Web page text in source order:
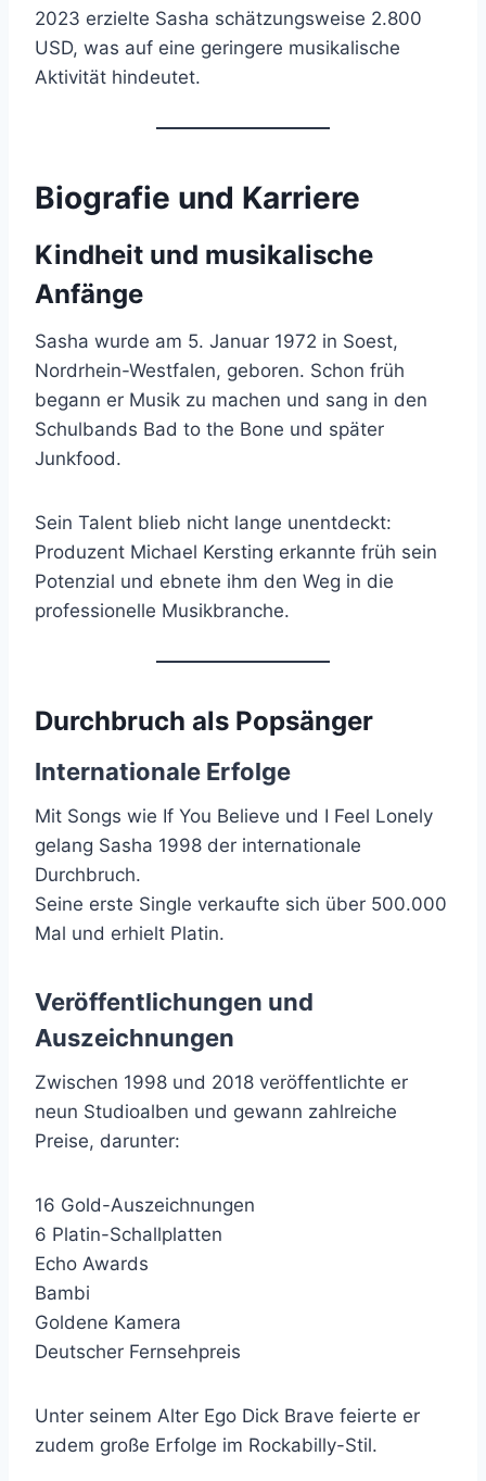
2023 erzielte Sasha schätzungsweise 2.800
USD, was auf eine geringere musikalische
Aktivität hindeutet.
Biografie und Karriere
Kindheit und musikalische
Anfänge
Sasha wurde am 5. Januar 1972 in Soest,
Nordrhein-Westfalen, geboren. Schon früh
begann er Musik zu machen und sang in den
Schulbands Bad to the Bone und später
Junkfood.
Sein Talent blieb nicht lange unentdeckt:
Produzent Michael Kersting erkannte früh sein
Potenzial und ebnete ihm den Weg in die
professionelle Musikbranche.
Durchbruch als Popsänger
Internationale Erfolge
Mit Songs wie If You Believe und I Feel Lonely
gelang Sasha 1998 der internationale
Durchbruch.
Seine erste Single verkaufte sich über 500.000
Mal und erhielt Platin.
Veröffentlichungen und
Auszeichnungen
Zwischen 1998 und 2018 veröffentlichte er
neun Studioalben und gewann zahlreiche
Preise, darunter:
16 Gold-Auszeichnungen
6 Platin-Schallplatten
Echo Awards
Bambi
Goldene Kamera
Deutscher Fernsehpreis
Unter seinem Alter Ego Dick Brave feierte er
zudem große Erfolge im Rockabilly-Stil.